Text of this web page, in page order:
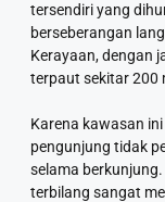
tersendiri yang
berseberangan
Kerayaan, dengan
terpaut sekitar 200
Karena kawasan
pengunjung tidak
selama
terbilang sangat